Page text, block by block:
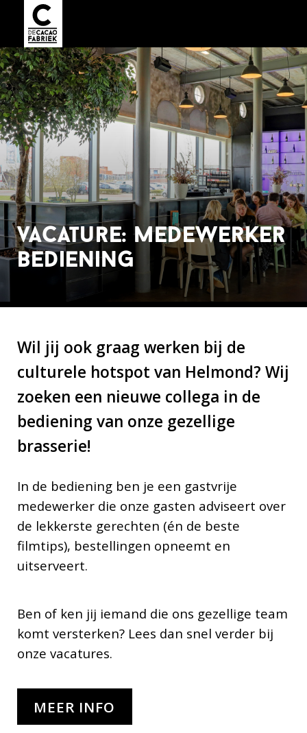
vacature: medewerker
bediening
Wil jij ook graag werken bij de
culturele hotspot van Helmond? Wij
zoeken een nieuwe collega in de
bediening van onze gezellige
brasserie!
In de bediening ben je een gastvrije
medewerker die onze gasten adviseert over
de lekkerste gerechten (én de beste
filmtips), bestellingen opneemt en
uitserveert.
Ben of ken jij iemand die ons gezellige team
komt versterken? Lees dan snel verder bij
onze vacatures.
MEER INFO